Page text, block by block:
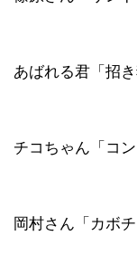
あばれる君「招
チコちゃん「コ
岡村さん「カボ